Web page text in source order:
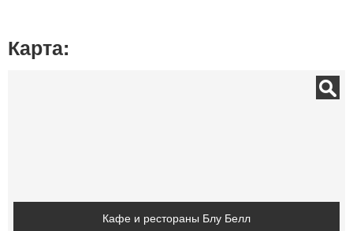
Карта:
Кафе и рестораны Блу Белл